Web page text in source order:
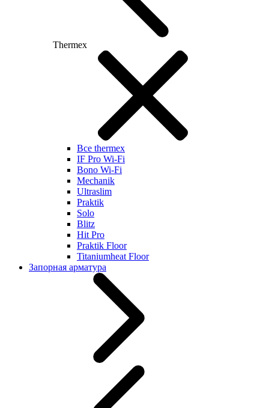
Thermex
Все thermex
IF Pro Wi-Fi
Bono Wi-Fi
Mechanik
Ultraslim
Praktik
Solo
Blitz
Hit Pro
Praktik Floor
Titaniumheat Floor
Запорная арматура